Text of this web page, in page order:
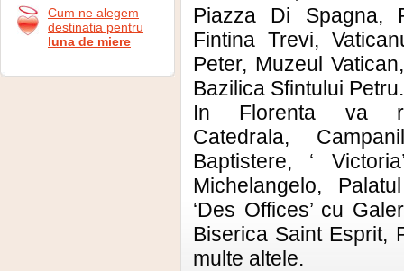
Cum ne alegem
destinatia pentru
luna de miere
Piazza Di Spagna,
Fintina Trevi,
Peter, Muzeul
Bazilica Sfintului Petru.
In Florenta va
Catedrala,
Baptistere, ‘
Michelangelo,
‘Des Offices’ cu
Biserica Saint Esprit,
multe altele.